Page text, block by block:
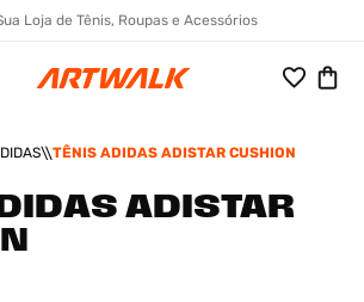
Loja de Tênis, Roupas e Acessórios
TÊNIS ADIDAS ADISTAR CUSHION
ADISTAR